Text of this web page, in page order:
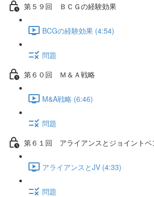
第５９回 ＢＣＧの経験効果
BCGの経験効果 (4:54)
問題
第６０回 Ｍ＆Ａ戦略
M&A戦略 (6:46)
問題
第６１回 アライアンスとジョイントベ
アライアンスとJV (4:33)
問題